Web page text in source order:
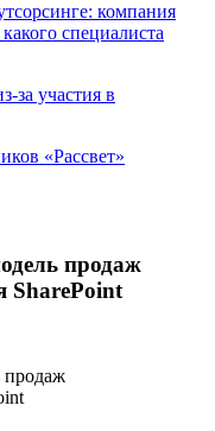
компания
специалиста
за участия в
«Рассвет»
продаж
SharePoint